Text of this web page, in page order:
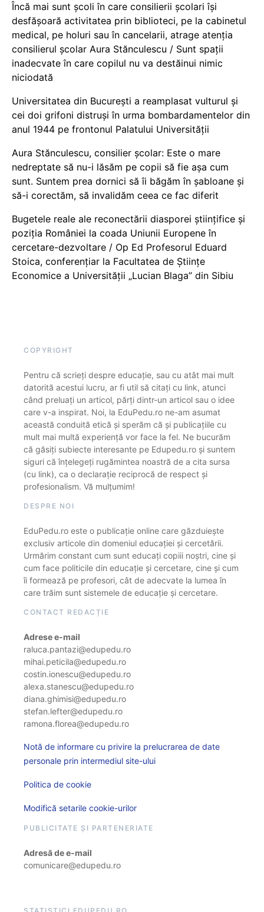
Încă mai sunt școli în care consilierii școlari își
desfășoară activitatea prin biblioteci, pe la cabinetul
medical, pe holuri sau în cancelarii, atrage atenția
consilierul școlar Aura Stănculescu / Sunt spații
inadecvate în care copilul nu va destăinui nimic
niciodată
Universitatea din București a reamplasat vulturul și
cei doi grifoni distruși în urma bombardamentelor din
anul 1944 pe frontonul Palatului Universității
Aura Stănculescu, consilier școlar: Este o mare
nedreptate să nu-i lăsăm pe copii să fie așa cum
sunt. Suntem prea dornici să îi băgăm în șabloane și
să-i corectăm, să invalidăm ceea ce fac diferit
Bugetele reale ale reconectării diasporei științifice și
poziția României la coada Uniunii Europene în
cercetare-dezvoltare / Op Ed Profesorul Eduard
Stoica, conferențiar la Facultatea de Științe
Economice a Universității „Lucian Blaga” din Sibiu
COPYRIGHT
Pentru că scrieți despre educație, sau cu atât mai mult
datorită acestui lucru, ar fi util să citați cu link, atunci
când preluați un articol, părți dintr-un articol sau o idee
care v-a inspirat. Noi, la EduPedu.ro ne-am asumat
această conduită etică și sperăm că și publicațiile cu
mult mai multă experiență vor face la fel. Ne bucurăm
că găsiți subiecte interesante pe Edupedu.ro și suntem
siguri că înțelegeți rugămintea noastră de a cita sursa
(cu link), ca o declarație reciprocă de respect și
profesionalism. Vă mulțumim!
DESPRE NOI
EduPedu.ro este o publicație online care găzduiește
exclusiv articole din domeniul educației și cercetării.
Urmărim constant cum sunt educați copiii noștri, cine și
cum face politicile din educație și cercetare, cine și cum
îi formează pe profesori, cât de adecvate la lumea în
care trăim sunt sistemele de educație și cercetare.
CONTACT REDACȚIE
Adrese e-mail
raluca.pantazi@edupedu.ro
mihai.peticila@edupedu.ro
costin.ionescu@edupedu.ro
alexa.stanescu@edupedu.ro
diana.ghimisi@edupedu.ro
stefan.lefter@edupedu.ro
ramona.florea@edupedu.ro
Notă de informare cu privire la prelucrarea de date
personale prin intermediul site-ului
Politica de cookie
Modifică setarile cookie-urilor
PUBLICITATE ȘI PARTENERIATE
Adresă de e-mail
comunicare@edupedu.ro